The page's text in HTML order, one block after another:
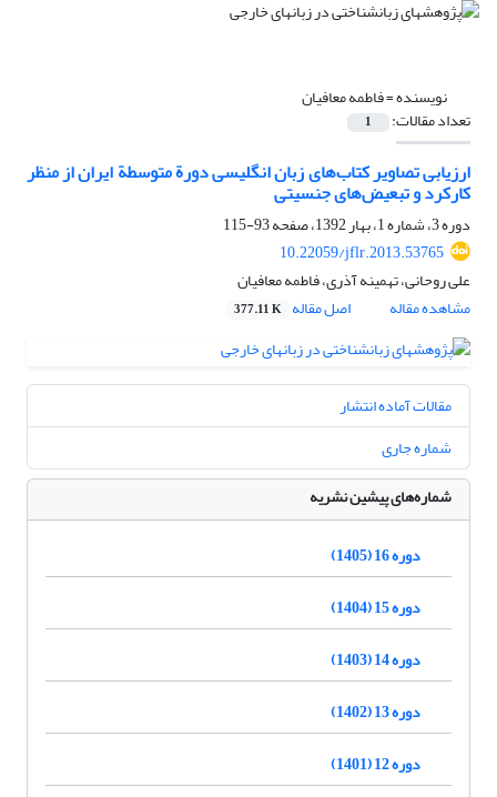
نویسنده =فاطمه معافیان
تعداد مقالات: 1
ارزیابی تصاویر کتاب‌های زبان انگلیسی دورة متوسطة ایران از منظر
کارکرد و تبعیض‌های جنسیتی
دوره 3، شماره 1، بهار 1392، صفحه
93-115
10.22059/jflr.2013.53765
علی روحانی، تهمینه آذری، فاطمه معافیان
مشاهده مقاله
اصل مقاله 377.11 K
مقالات آماده انتشار
شماره جاری
شماره‌های پیشین نشریه
دوره 16 (1405)
دوره 15 (1404)
دوره 14 (1403)
دوره 13 (1402)
دوره 12 (1401)